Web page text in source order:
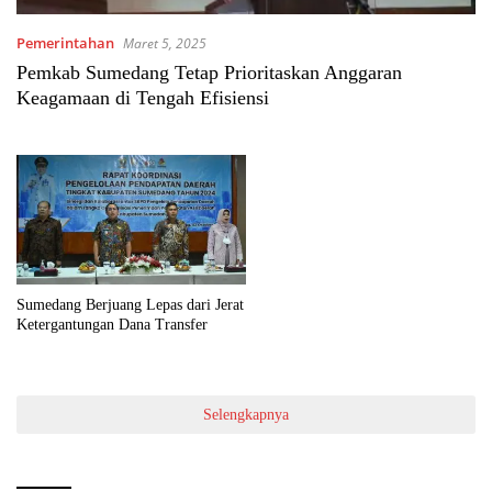
Pemerintahan Maret 5, 2025
Pemkab Sumedang Tetap Prioritaskan Anggaran
Keagamaan di Tengah Efisiensi
Sumedang Berjuang Lepas dari Jerat
Ketergantungan Dana Transfer
Selengkapnya